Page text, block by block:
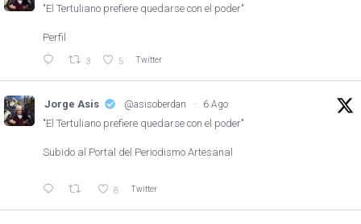
"El Tertuliano prefiere quedarse con el poder"
Perfil
3 5 Twitter
Jorge Asis @asisoberdan · 6 Ago
"El Tertuliano prefiere quedarse con el poder"
Subido al Portal del Periodismo Artesanal
8 Twitter